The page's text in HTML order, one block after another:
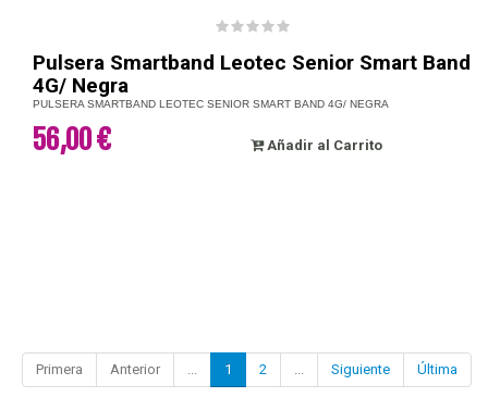
Pulsera Smartband Leotec Senior Smart Band
4G/ Negra
PULSERA SMARTBAND LEOTEC SENIOR SMART BAND 4G/ NEGRA
56,00 € Añadir al Carrito
Primera Anterior 1 2 Siguiente Última